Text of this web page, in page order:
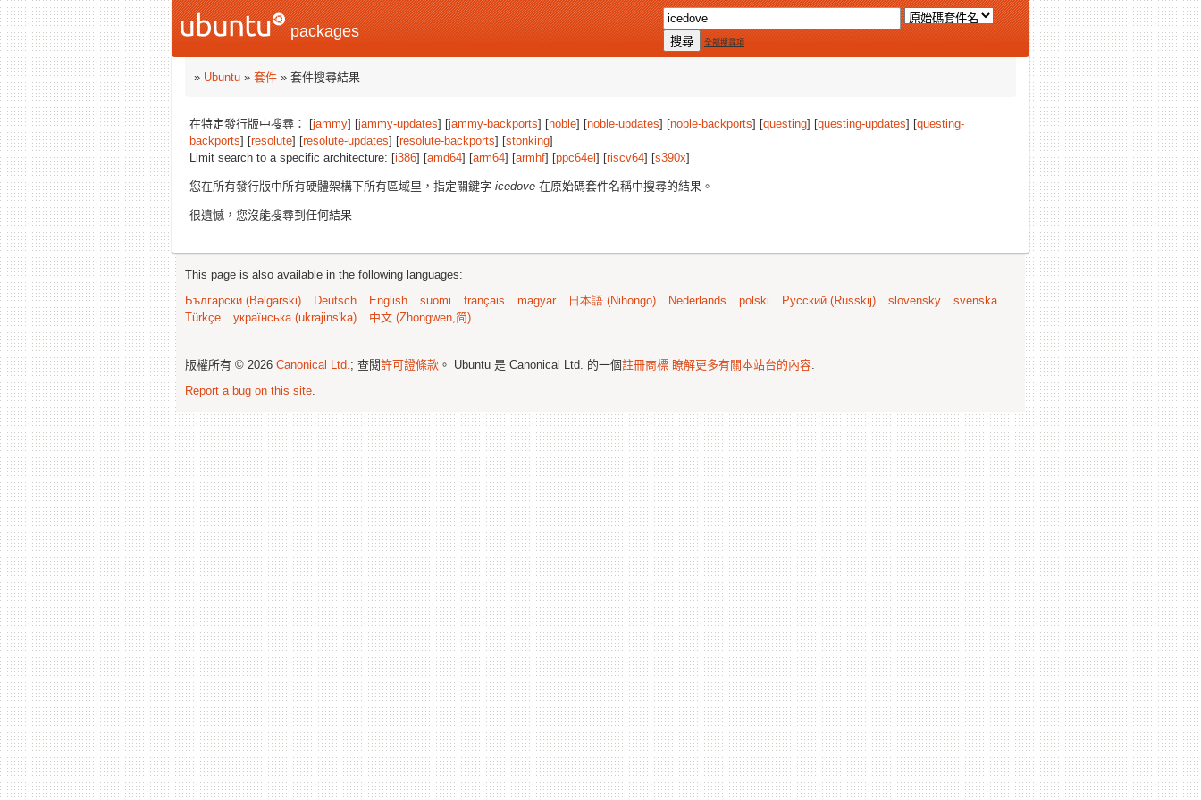
packages
全部搜尋項
» Ubuntu » 套件 » 套件搜尋結果
在特定發行版中搜尋： [jammy] [jammy-updates] [jammy-backports] [noble] [noble-updates] [noble-backports] [questing] [questing-updates] [questing-
backports] [resolute] [resolute-updates] [resolute-backports] [stonking]
Limit search to a specific architecture: [i386] [amd64] [arm64] [armhf] [ppc64el ] [riscv64] [s390x]
您在所有發行版中所有硬體架構下所有區域里，指定關鍵字 icedove 在原始碼套件名稱中搜尋的結果。
很遺憾，您沒能搜尋到任何結果
This page is also available in the following languages:
Български (Bəlgarski)
Deutsch English suomi français magyar 日本語 (Nihongo) Nederlands polski Русский (Russkij) slovensky
svenska
Türkçe
українська (ukrajins'ka) 中文 (Zhongwen,简)
版權所有 © 2026 Canonical Ltd.; 查閱許可證條款 。 Ubuntu 是 Canonical Ltd. 的一個註冊商標 瞭解更多有關本站台的內容.
Report a bug on this site.